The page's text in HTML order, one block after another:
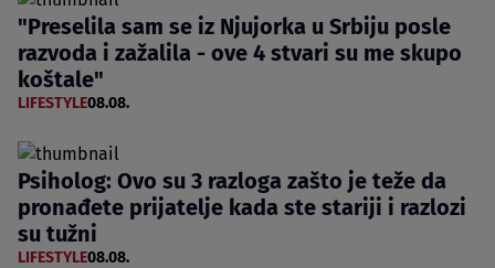
"Preselila sam se iz Njujorka u Srbiju posle
razvoda i zažalila - ove 4 stvari su me skupo
koštale"
LIFESTYLE08.08.
Psiholog: Ovo su 3 razloga zašto je teže da
pronađete prijatelje kada ste stariji i razlozi
su tužni
LIFESTYLE08.08.